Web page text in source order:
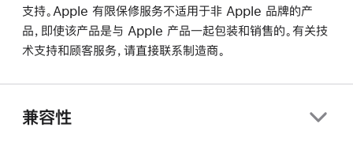
支持。Apple 有限保修服务不适用于非 Apple 品牌的产
品，即使该产品是与 Apple 产品一起包装和销售的。有关技
术支持和顾客服务，请直接联系制造商。
兼容性